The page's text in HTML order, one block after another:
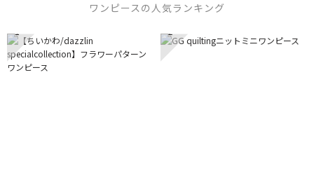
ワンピースの人気ランキング
1 2